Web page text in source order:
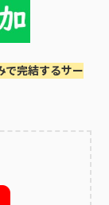
ています。料
回のみ2,200円
業料1名1時間
除草剤1時間1
剤散布前に草
草のメンテナ
用するのが効
もあります。
完結するサー